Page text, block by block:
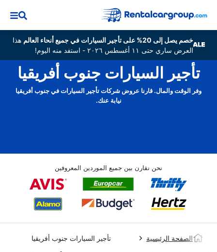
خصم يصل إلى 20% على تأجير السيارات في جميع أنحاء العالم
هذا
العرض ساري حتى ١١ أغسطس ٢٠٢٦ - استفد منه اليوم!
تأجير السيارات جنوب أفريقيا
وفر الوقت والمال. قارنا عروض شركات تأجير السيارات في جنوب أفريقيا
نيابة عنك.
نحن نقارن بين جميع الموردين المعروفين
الصفحة الرئيسية تأجير السيارات جنوب أفريقيا